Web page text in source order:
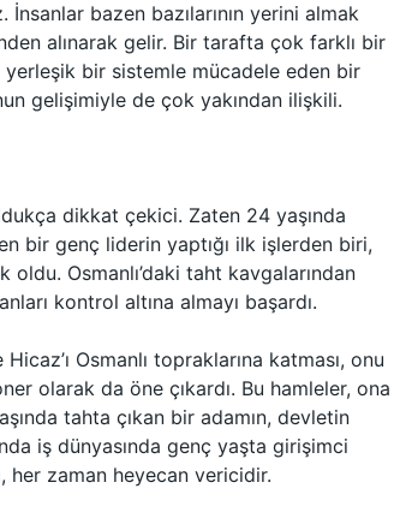
İnsanlar bazen bazılarının yerini almak
alınarak gelir. Bir tarafta çok farklı bir
bir sistemle mücadele eden bir
gelişimiyle de çok yakından ilişkili.
dikkat çekici. Zaten 24 yaşında
bir genç liderin yaptığı ilk işlerden biri,
Osmanlı’daki taht kavgalarından
kontrol altına almayı başardı.
Osmanlı topraklarına katması, onu
olarak da öne çıkardı. Bu hamleler, ona
tahta çıkan bir adamın, devletin
iş dünyasında genç yaşta girişimci
zaman heyecan vericidir.